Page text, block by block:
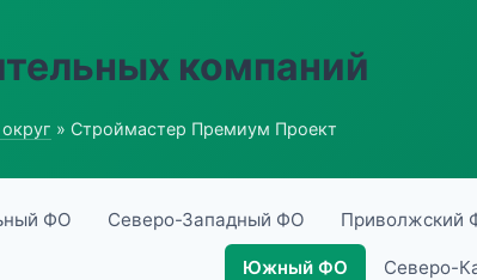
компаний
» Строймастер Премиум Проект
ФО Северо-Западный ФО Приволжский
Южный ФО Северо-